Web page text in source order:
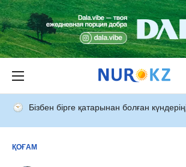
Бізбен бірге қатарынан болған
ҚОҒАМ